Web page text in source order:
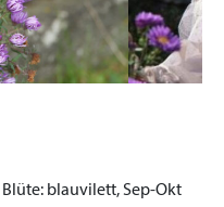
Blüte: blauvilett, Sep-Okt